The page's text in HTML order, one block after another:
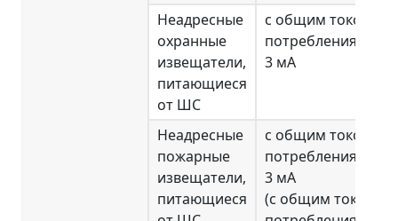
Неадресные
охранные
извещатели,
питающиеся
от ШС
с общим током
потребления до
3 мА
Неадресные
пожарные
извещатели,
питающиеся
с общим током
потребления до
3 мА
(с общим током